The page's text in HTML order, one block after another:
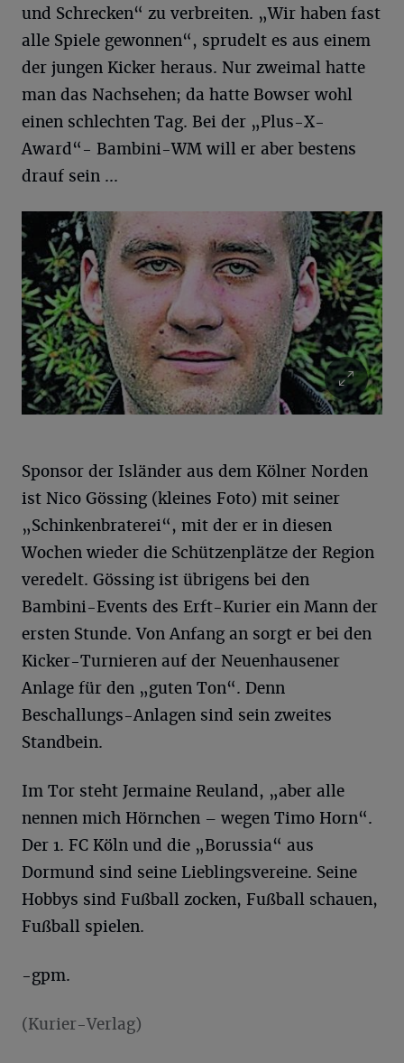
und Schrecken“ zu verbreiten. „Wir haben fast
alle Spiele gewonnen“, sprudelt es aus einem
der jungen Kicker heraus. Nur zweimal hatte
man das Nachsehen; da hatte Bowser wohl
einen schlechten Tag. Bei der „Plus-X-
Award“- Bambini-WM will er aber bestens
drauf sein ...
Sponsor der Isländer aus dem Kölner Norden
ist Nico Gössing (kleines Foto) mit seiner
„Schinkenbraterei“, mit der er in diesen
Wochen wieder die Schützenplätze der Region
veredelt. Gössing ist übrigens bei den
Bambini-Events des Erft-Kurier ein Mann der
ersten Stunde. Von Anfang an sorgt er bei den
Kicker-Turnieren auf der Neuenhausener
Anlage für den „guten Ton“. Denn
Beschallungs-Anlagen sind sein zweites
Standbein.
Im Tor steht Jermaine Reuland, „aber alle
nennen mich Hörnchen – wegen Timo Horn“.
Der 1. FC Köln und die „Borussia“ aus
Dormund sind seine Lieblingsvereine. Seine
Hobbys sind Fußball zocken, Fußball schauen,
Fußball spielen.
-gpm.
(Kurier-Verlag)